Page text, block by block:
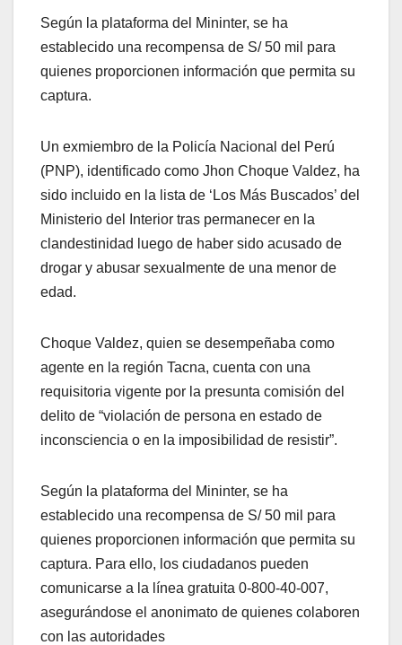
Según la plataforma del Mininter, se ha
establecido una recompensa de S/ 50 mil para
quienes proporcionen información que permita su
captura.
Un exmiembro de la Policía Nacional del Perú
(PNP), identificado como Jhon Choque Valdez, ha
sido incluido en la lista de ‘Los Más Buscados’ del
Ministerio del Interior tras permanecer en la
clandestinidad luego de haber sido acusado de
drogar y abusar sexualmente de una menor de
edad.
Choque Valdez, quien se desempeñaba como
agente en la región Tacna, cuenta con una
requisitoria vigente por la presunta comisión del
delito de “violación de persona en estado de
inconsciencia o en la imposibilidad de resistir”.
Según la plataforma del Mininter, se ha
establecido una recompensa de S/ 50 mil para
quienes proporcionen información que permita su
captura. Para ello, los ciudadanos pueden
comunicarse a la línea gratuita 0-800-40-007,
asegurándose el anonimato de quienes colaboren
con las autoridades